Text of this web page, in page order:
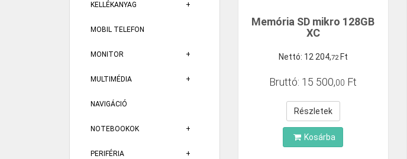
KELLÉKANYAG
MOBIL TELEFON
MONITOR
MULTIMÉDIA
NAVIGÁCIÓ
NOTEBOOKOK
PERIFÉRIA
Memória SD mikro 128GB
XC
Nettó: 12 204,72 Ft
Bruttó: 15 500,00 Ft
Részletek
Kosárba